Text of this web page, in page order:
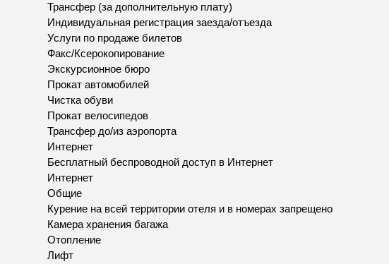
Трансфер (за дополнительную плату)
Индивидуальная регистрация заезда/отъезда
Услуги по продаже билетов
Факс/Ксерокопирование
Экскурсионное бюро
Прокат автомобилей
Чистка обуви
Прокат велосипедов
Трансфер до/из аэропорта
Интернет
Бесплатный беспроводной доступ в Интернет
Интернет
Общие
Курение на всей территории отеля и в номерах запрещено
Камера хранения багажа
Отопление
Лифт